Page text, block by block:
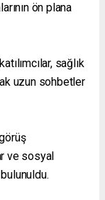
ön plana
sağlık
uzun sohbetler
ve sosyal